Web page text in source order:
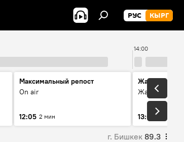
РУС КЫРГ
14:00
Максимальный репост
On air
12:05 2 мин
Жаңылыктар
13:01 3 мин
г. Бишкек 89.3